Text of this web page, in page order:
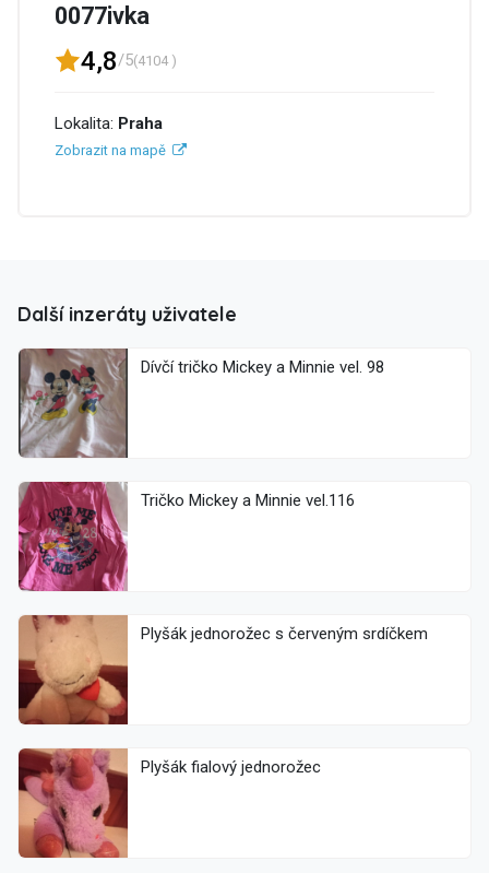
0077ivka
4,8/5(4104 )
Lokalita: Praha
Zobrazit na mapě
Další inzeráty uživatele
Dívčí tričko Mickey a Minnie vel. 98
Tričko Mickey a Minnie vel.116
Plyšák jednorožec s červeným srdíčkem
Plyšák fialový jednorožec